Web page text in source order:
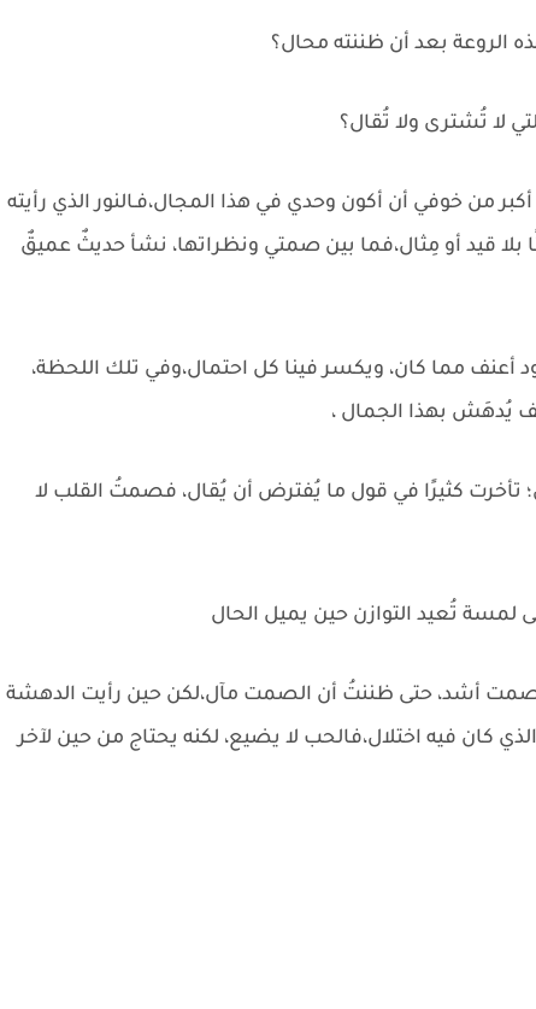
الروعة بعد أن ظننته محال؟
لا تُشترى ولا تُقال؟
من خوفي أن أكون وحدي في هذا المجال،فـالنور الذي رأيته
قيد أو مِثال،فما بين صمتي ونظراتها، نشأ حديثٌ عميقٌ
أعنف مما كان، ويكسر فينا كل احتمال،وفي تلك اللحظة،
يُدهَش بهذا الجمال ،
تأخرت كثيرًا في قول ما يُفترض أن يُقال، فصمتُ القلب لا
لمسة تُعيد التوازن حين يميل الحال
بصمت أشد، حتى ظننتُ أن الصمت مآل،لكن حين رأيت الدهشة
كان فيه اختلال،فالحب لا يضيع، لكنه يحتاج من حين لآخر